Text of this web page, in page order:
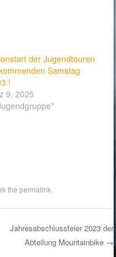
der Jugendtouren
Samstag
9, 2025
thepermalink
Jahresabschlussfeier 2023 der
Abteilung Mountainbike →